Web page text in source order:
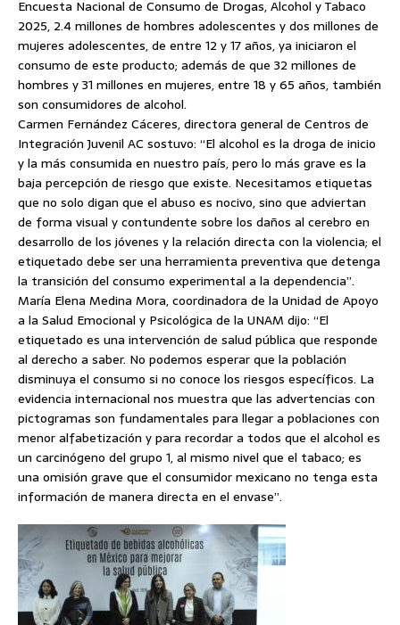
Encuesta Nacional de Consumo de Drogas, Alcohol y Tabaco
2025, 2.4 millones de hombres adolescentes y dos millones de
mujeres adolescentes, de entre 12 y 17 años, ya iniciaron el
consumo de este producto; además de que 32 millones de
hombres y 31 millones en mujeres, entre 18 y 65 años, también
son consumidores de alcohol.
Carmen Fernández Cáceres, directora general de Centros de
Integración Juvenil AC sostuvo: “El alcohol es la droga de inicio
y la más consumida en nuestro país, pero lo más grave es la
baja percepción de riesgo que existe. Necesitamos etiquetas
que no solo digan que el abuso es nocivo, sino que adviertan
de forma visual y contundente sobre los daños al cerebro en
desarrollo de los jóvenes y la relación directa con la violencia; el
etiquetado debe ser una herramienta preventiva que detenga
la transición del consumo experimental a la dependencia”.
María Elena Medina Mora, coordinadora de la Unidad de Apoyo
a la Salud Emocional y Psicológica de la UNAM dijo: “El
etiquetado es una intervención de salud pública que responde
al derecho a saber. No podemos esperar que la población
disminuya el consumo si no conoce los riesgos específicos. La
evidencia internacional nos muestra que las advertencias con
pictogramas son fundamentales para llegar a poblaciones con
menor alfabetización y para recordar a todos que el alcohol es
un carcinógeno del grupo 1, al mismo nivel que el tabaco; es
una omisión grave que el consumidor mexicano no tenga esta
información de manera directa en el envase”.